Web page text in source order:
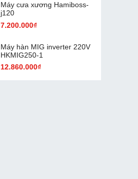
Máy cưa xương Hamiboss-
j120
7.200.000₫
Máy hàn MIG inverter 220V
HKMIG250-1
12.860.000₫